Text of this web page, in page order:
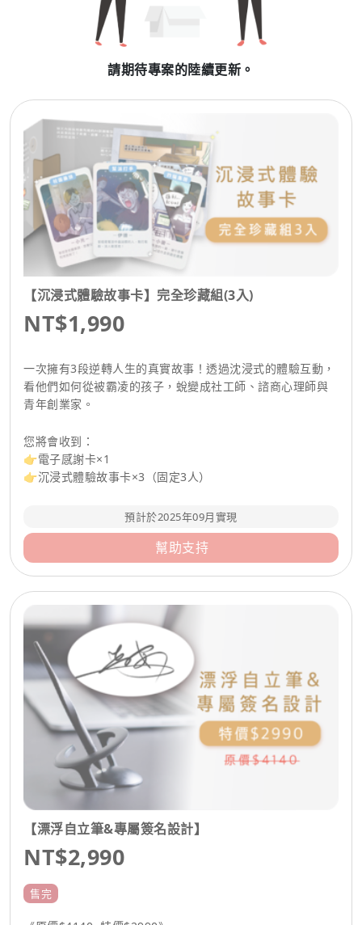
請期待專案的陸續更新。
【沉浸式體驗故事卡】完全珍藏組(3入)
NT$1,990
一次擁有3段逆轉人生的真實故事！透過沈浸式的體驗互動，
看他們如何從被霸凌的孩子，蛻變成社工師、諮商心理師與
青年創業家。
您將會收到：
👉電子感謝卡×1
👉沉浸式體驗故事卡×3（固定3人）
預計於2025年09月實現
幫助支持
【漂浮自立筆&專屬簽名設計】
NT$2,990
售完